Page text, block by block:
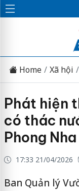
Home Xã hội
Phát hiện
có thác
Phong
17:33 21/04/2026
Ban Quản lý